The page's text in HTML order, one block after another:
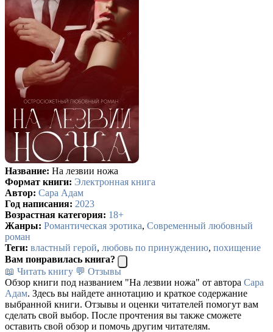
Название: На лезвии ножа
Формат книги: Электронная книга
Автор: Сара Адам
Год написания: 2023
Возрастная категория: 18+
Жанры: Романтическая эротика, Современный любовный
роман
Теги: властный герой, любовь по принуждению, похищение
Вам понравилась книга?
📖 Читать книгу 💬 Отзывы
Обзор книги под названием "На лезвии ножа" от автора Сара
Адам. Здесь вы найдете аннотацию и краткое содержание
выбранной книги. Отзывы и оценки читателей помогут вам
сделать свой выбор. После прочтения вы также сможете
оставить свой обзор и помочь другим читателям.